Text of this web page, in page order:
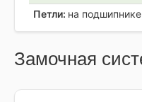
Петли: на
Замочная